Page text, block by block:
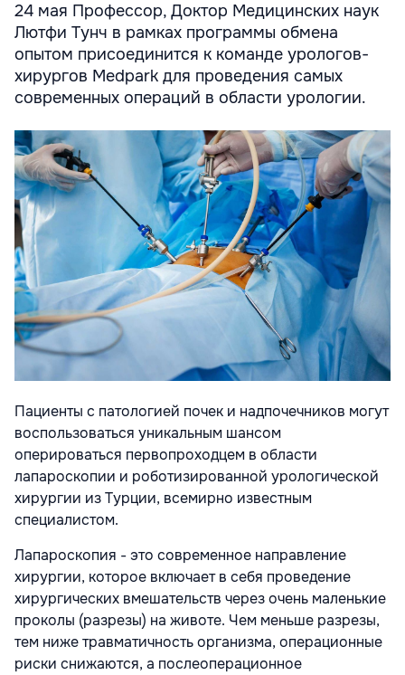
24 мая Профессор, Доктор Медицинских наук
Лютфи Тунч в рамках программы обмена
опытом присоединится к команде урологов-
хирургов Medpark для проведения самых
современных операций в области урологии.
Пациенты с патологией почек и надпочечников могут
воспользоваться уникальным шансом
оперироваться первопроходцем в области
лапароскопии и роботизированной урологической
хирургии из Турции, всемирно известным
специалистом.
Лапароскопия - это современное направление
хирургии, которое включает в себя проведение
хирургических вмешательств через очень маленькие
проколы (разрезы) на животе. Чем меньше разрезы,
тем ниже травматичность организма, операционные
риски снижаются, а послеоперационное